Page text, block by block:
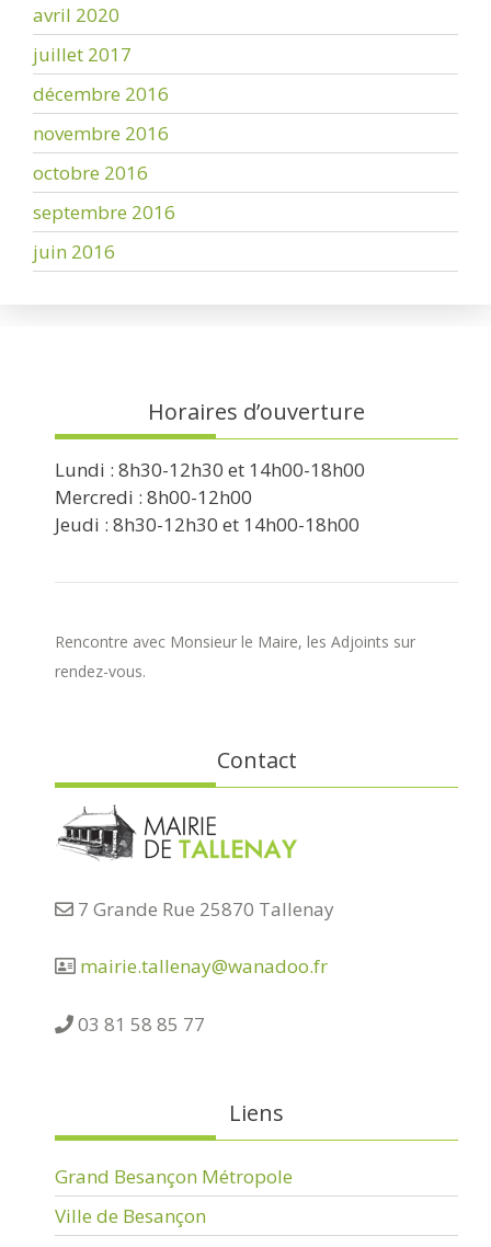
avril 2020
juillet 2017
décembre 2016
novembre 2016
octobre 2016
septembre 2016
juin 2016
Horaires d’ouverture
Lundi : 8h30-12h30 et 14h00-18h00
Mercredi : 8h00-12h00
Jeudi : 8h30-12h30 et 14h00-18h00
Rencontre avec Monsieur le Maire, les Adjoints sur
rendez-vous.
Contact
7 Grande Rue 25870 Tallenay
mairie.tallenay@wanadoo.fr
03 81 58 85 77
Liens
Grand Besançon Métropole
Ville de Besançon